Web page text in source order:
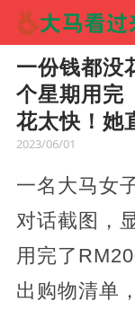
一份钱都没
个星期用完
花太快！她
2023/06/01
一名大马女
对话截图，
用完了
出购物清单